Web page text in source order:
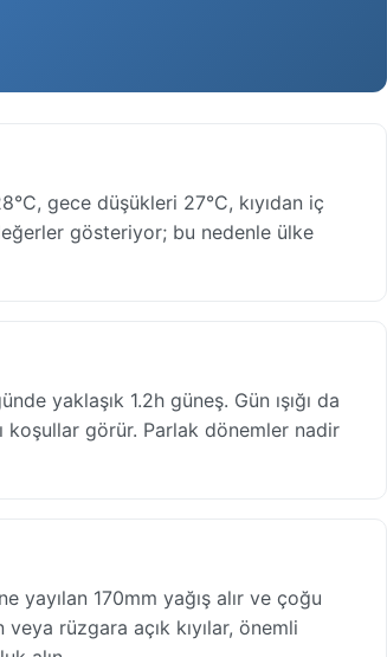
gece düşükleri 27°C, kıyıdan iç
gösteriyor; bu nedenle ülke
yaklaşık 1.2h güneş. Gün ışığı da
koşullar görür. Parlak dönemler nadir
170mm yağış alır ve çoğu
rüzgara açık kıyılar, önemli